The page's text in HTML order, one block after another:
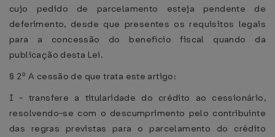
cujo pedido de parcelamento esteja pendente de
deferimento, desde que presentes os requisitos legais
para a concessão do benefício fiscal quando da
publicação desta Lei.
§ 2º A cessão de que trata este artigo:
I - transfere a titularidade do crédito ao cessionário,
resolvendo-se com o descumprimento pelo contribuinte
das regras previstas para o parcelamento do crédito